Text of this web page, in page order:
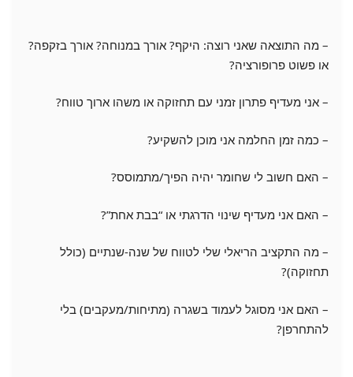
– מה התוצאה שאני רוצה: היקף? אורך במנוחה? אורך בזקפה?
או פשוט פרופורציה?
– אני מעדיף פתרון זמני עם תחזוקה או משהו ארוך טווח?
– כמה זמן החלמה אני מוכן להשקיע?
– האם חשוב לי שחומר יהיה הפיך/מתמוסס?
– האם אני מעדיף שינוי הדרגתי או “בבת אחת”?
– מה התקציב הריאלי שלי לטווח של שנה-שנתיים (כולל
תחזוקה)?
– האם אני מסוגל לעמוד בשגרה (מתיחות/מעקבים) בלי
להתחרפן?